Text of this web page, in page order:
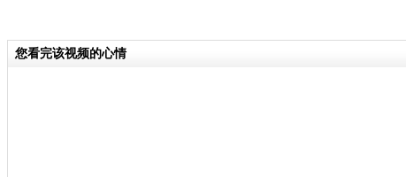
您看完该视频的心情